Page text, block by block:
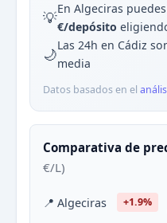
💡En Algeciras
€/depósito
🌙Las 24h en Cádiz
media
Datos basados en el
Comparativa de
€/L)
📍 Algeciras +1.9%